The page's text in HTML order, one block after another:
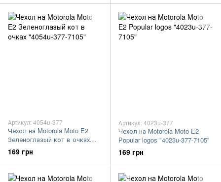
Артикул: 4054u-377
Чехол на Motorola Moto E2
Зеленоглазый кот в очках
"4054u-377-7105"
169 грн
Артикул: 4023u-377
Чехол на Motorola Moto E2
Popular logos "4023u-377-7105"
169 грн